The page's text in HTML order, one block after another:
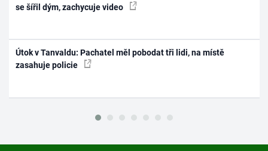
se šířil dým, zachycuje video
Útok v Tanvaldu: Pachatel měl pobodat tři lidi, na místě
zasahuje policie